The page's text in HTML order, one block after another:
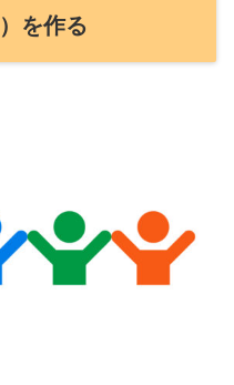
を作る